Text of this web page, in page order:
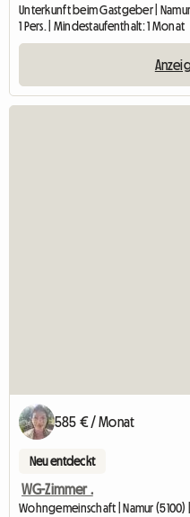
Unterkunft beim Gastgeber | Namur
1 Pers. | Mindestaufenthalt: 1 Monat
585 € / Monat
Neu entdeckt
WG-Zimmer .
Wohngemeinschaft | Namur (5100) |